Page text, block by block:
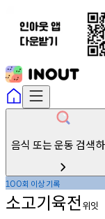
음식 또는 운동 검색
100회 이상기록
소고기육전 위잇